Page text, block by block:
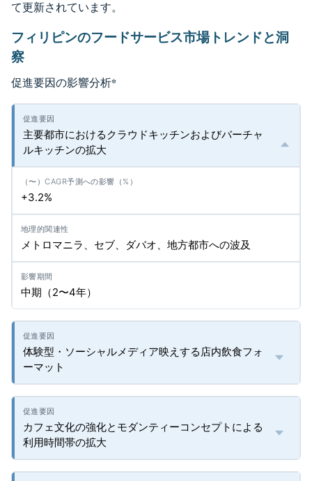
て更新されています。
フィリピンのフードサービス市場トレンドと洞
察
促進要因の影響分析*
主要都市におけるクラウドキッチンおよびバーチャ
ルキッチンの拡大
+3.2%
メトロマニラ、セブ、ダバオ、地方都市への波及
中期（2〜4年）
体験型・ソーシャルメディア映えする店内飲食フォ
ーマット
カフェ文化の強化とモダンティーコンセプトによる
利用時間帯の拡大